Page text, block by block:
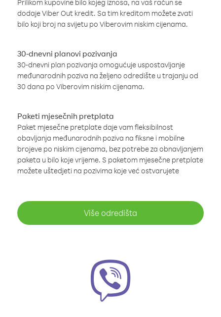
Prilikom kupovine bilo kojeg iznosa, na vaš račun se
dodaje Viber Out kredit. Sa tim kreditom možete zvati
bilo koji broj na svijetu po Viberovim niskim cijenama.
30-dnevni planovi pozivanja
30-dnevni plan pozivanja omogućuje uspostavljanje
međunarodnih poziva na željeno odredište u trajanju od
30 dana po Viberovim niskim cijenama.
Paketi mjesečnih pretplata
Paket mjesečne pretplate daje vam fleksibilnost
obavljanja međunarodnih poziva na fiksne i mobilne
brojeve po niskim cijenama, bez potrebe za obnavljanjem
paketa u bilo koje vrijeme. S paketom mjesečne pretplate
možete uštedjeti na pozivima koje već ostvarujete
Više odredišta